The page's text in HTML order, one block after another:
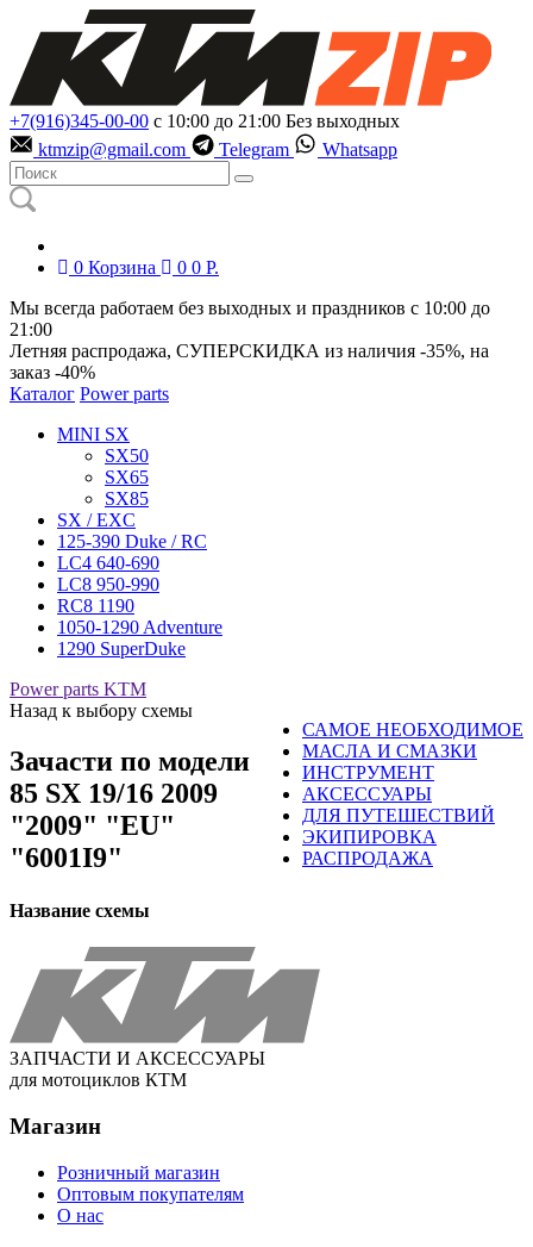
+7(916)345-00-00 с 10:00 до 21:00 Без выходных
ktmzip@gmail.com
Telegram Whatsapp
0 Корзина 0 0 Р.
Мы всегда работаем без выходных и праздников с 10:00 до
21:00
Летняя распродажа, СУПЕРСКИДКА из наличия -35%, на
заказ -40%
Каталог Power parts
MINI SX
SX50
SX65
SX85
SX / EXC
125-390 Duke / RC
LC4 640-690
LC8 950-990
RC8 1190
1050-1290 Adventure
1290 SuperDuke
Power parts KTM
САМОЕ НЕОБХОДИМОЕ
МАСЛА И СМАЗКИ
ИНСТРУМЕНТ
АКСЕССУАРЫ
ДЛЯ ПУТЕШЕСТВИЙ
ЭКИПИРОВКА
РАСПРОДАЖА
Назад к выбору схемы
Зачасти по модели
85 SX 19/16 2009
"2009" "EU"
"6001I9"
Название схемы
ЗАПЧАСТИ И АКСЕССУАРЫ
для мотоциклов КТМ
Магазин
Розничный магазин
Оптовым покупателям
О нас